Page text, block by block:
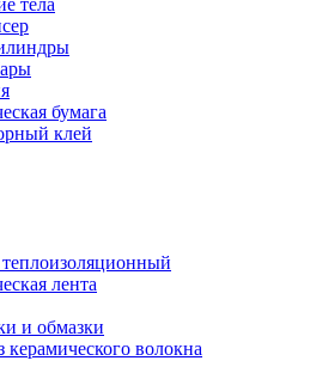
тела
бумага
клей
лента
и обмазки
керамического волокна